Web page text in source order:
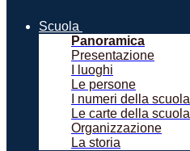
Scuola
Panoramica
Presentazione
I luoghi
Le persone
I numeri della scuola
Le carte della scuola
Organizzazione
La storia